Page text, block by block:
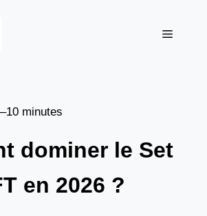
Menu
minutes
dominer le Set
en 2026 ?